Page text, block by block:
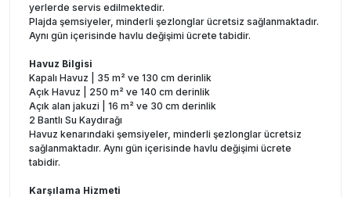
yerlerde servis edilmektedir.
Plajda şemsiyeler, minderli şezlonglar ücretsiz sağlanmaktadır.
Aynı gün içerisinde havlu değişimi ücrete tabidir.
Havuz Bilgisi
Kapalı Havuz | 35 m² ve 130 cm derinlik
Açık Havuz | 250 m² ve 140 cm derinlik
Açık alan jakuzi | 16 m² ve 30 cm derinlik
2 Bantlı Su Kaydırağı
Havuz kenarındaki şemsiyeler, minderli şezlonglar ücretsiz
sağlanmaktadır. Aynı gün içerisinde havlu değişimi ücrete
tabidir.
Karşılama Hizmeti